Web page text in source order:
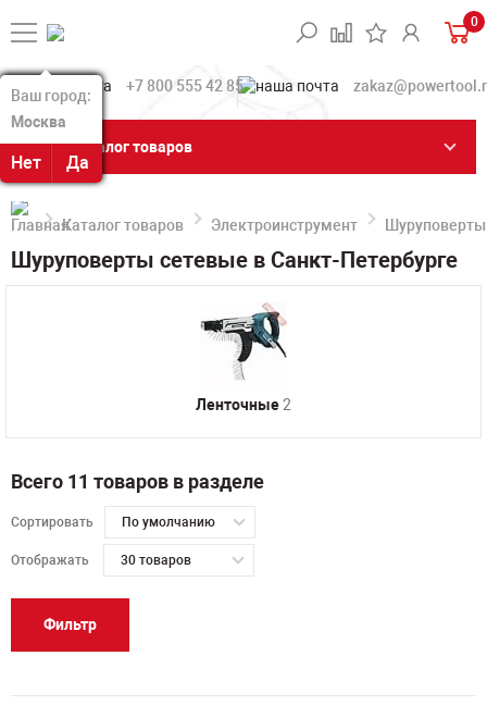
Ваш город:
Москва
Нет Да
Ваш город:
Москва
Нет Да
0
+7 800 555 42 85
Каталог товаров
Каталог товаров Электроинструмент Шуруповерты
Шуруповерты сетевые в Санкт-Петербурге
Ленточные2
Всего 11 товаров в разделе
Сортировать По умолчанию
Отображать 30 товаров
Фильтр